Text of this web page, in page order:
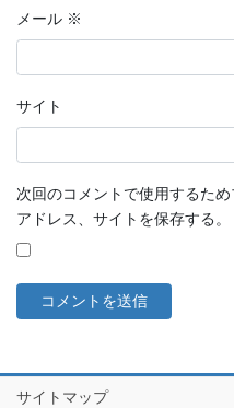
メール ※
サイト
次回のコメントで使用するた
アドレス、サイトを保存する。
サイトマップ